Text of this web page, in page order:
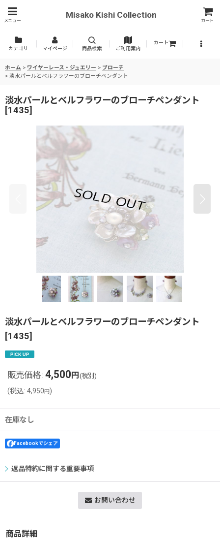
メニュー
Misako Kishi Collection
カート
カテゴリ マイページ 商品検索 ご利用案内
カート
ホーム > ワイヤーレース・ジュエリー > ブローチ
> 淡水パールとベルフラワーのブローチペンダント
淡水パールとベルフラワーのブローチペンダント
[1435]
淡水パールとベルフラワーのブローチペンダント
[1435]
販売価格: 4,500 円 (税別)
(税込: 4,950円)
在庫なし
Facebookでシェア
返品特約に関する重要事項
お問い合わせ
商品詳細